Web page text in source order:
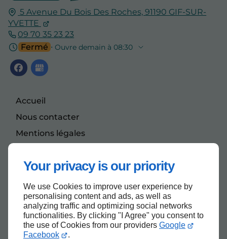
Your privacy is our priority
We use Cookies to improve user experience by
personalising content and ads, as well as
analyzing traffic and optimizing social networks
functionalities. By clicking "I Agree" you consent to
the use of Cookies from our providers Google
Facebook
.
5 Avenue Du Bois Des Roches,91190 GIF-SUR-
YVETTE
09 70 35 23 23
Fermé ⋅ Ouvre demain à 08:30
Accueil
Nous contacter
Mentions légales
Haut de page